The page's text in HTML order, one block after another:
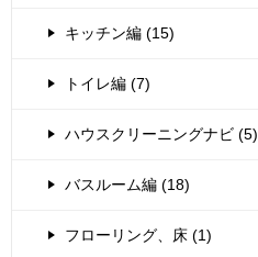
キッチン編 (15)
トイレ編 (7)
ハウスクリーニングナビ (5)
バスルーム編 (18)
フローリング、床 (1)